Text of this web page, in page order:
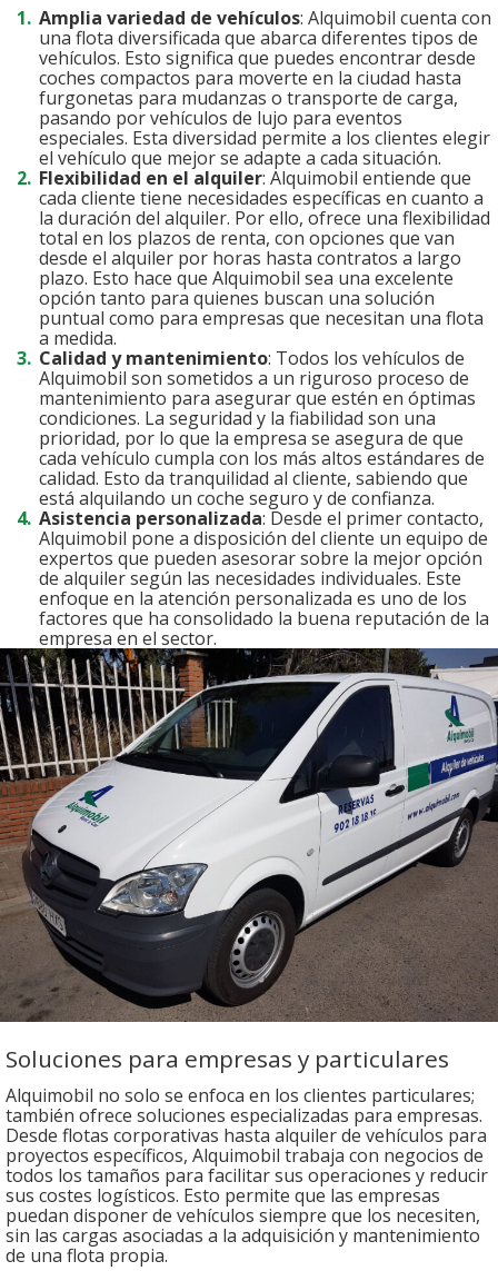
Amplia variedad de vehículos: Alquimobil cuenta con
una flota diversificada que abarca diferentes tipos de
vehículos. Esto significa que puedes encontrar desde
coches compactos para moverte en la ciudad hasta
furgonetas para mudanzas o transporte de carga,
pasando por vehículos de lujo para eventos
especiales. Esta diversidad permite a los clientes elegir
el vehículo que mejor se adapte a cada situación.
Flexibilidad en el alquiler: Alquimobil entiende que
cada cliente tiene necesidades específicas en cuanto a
la duración del alquiler. Por ello, ofrece una flexibilidad
total en los plazos de renta, con opciones que van
desde el alquiler por horas hasta contratos a largo
plazo. Esto hace que Alquimobil sea una excelente
opción tanto para quienes buscan una solución
puntual como para empresas que necesitan una flota
a medida.
Calidad y mantenimiento: Todos los vehículos de
Alquimobil son sometidos a un riguroso proceso de
mantenimiento para asegurar que estén en óptimas
condiciones. La seguridad y la fiabilidad son una
prioridad, por lo que la empresa se asegura de que
cada vehículo cumpla con los más altos estándares de
calidad. Esto da tranquilidad al cliente, sabiendo que
está alquilando un coche seguro y de confianza.
Asistencia personalizada: Desde el primer contacto,
Alquimobil pone a disposición del cliente un equipo de
expertos que pueden asesorar sobre la mejor opción
de alquiler según las necesidades individuales. Este
enfoque en la atención personalizada es uno de los
factores que ha consolidado la buena reputación de la
empresa en el sector.
Soluciones para empresas y particulares
Alquimobil no solo se enfoca en los clientes particulares;
también ofrece soluciones especializadas para empresas.
Desde flotas corporativas hasta alquiler de vehículos para
proyectos específicos, Alquimobil trabaja con negocios de
todos los tamaños para facilitar sus operaciones y reducir
sus costes logísticos. Esto permite que las empresas
puedan disponer de vehículos siempre que los necesiten,
sin las cargas asociadas a la adquisición y mantenimiento
de una flota propia.